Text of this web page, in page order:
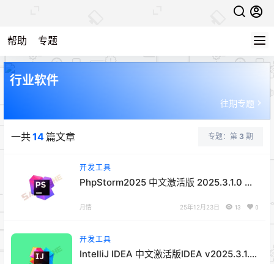
帮助 专题
行业软件
往期专题
一共14篇文章 专题：第 3 期
开发工具
PhpStorm2025 中文激活版 2025.3.1.0 正
月情 25年12月23日 13 0
开发工具
IntelliJ IDEA 中文激活版IDEA v2025.3.1.0